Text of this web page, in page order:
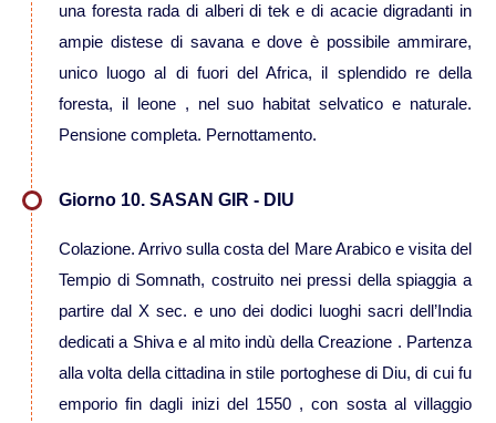
Viaggi in Oman
Nord America
Viaggi in Alaska
Viaggi in Canada
Viaggi in USA
Oceania
Viaggi in Isole Cook
una foresta rada di alberi di tek e di acacie digradanti in
ampie distese di savana e dove è possibile ammirare,
unico luogo al di fuori del Africa, il splendido re della
foresta, il leone , nel suo habitat selvatico e naturale.
Pensione completa. Pernottamento.
Giorno 10. SASAN GIR - DIU
Colazione. Arrivo sulla costa del Mare Arabico e visita del
Tempio di Somnath, costruito nei pressi della spiaggia a
partire dal X sec. e uno dei dodici luoghi sacri dell’India
dedicati a Shiva e al mito indù della Creazione . Partenza
alla volta della cittadina in stile portoghese di Diu, di cui fu
emporio fin dagli inizi del 1550 , con sosta al villaggio